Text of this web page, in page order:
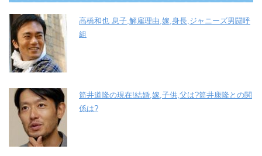
高橋和也 息子,解雇理由,嫁,身長,ジャニーズ男闘呼
組
筒井道隆の現在!結婚,嫁,子供,父は?筒井康隆との関
係は?